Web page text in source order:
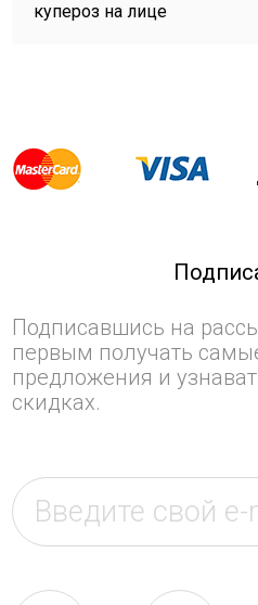
купероз на лице
Подписавшись на
первым получать
предложения и
скидках.